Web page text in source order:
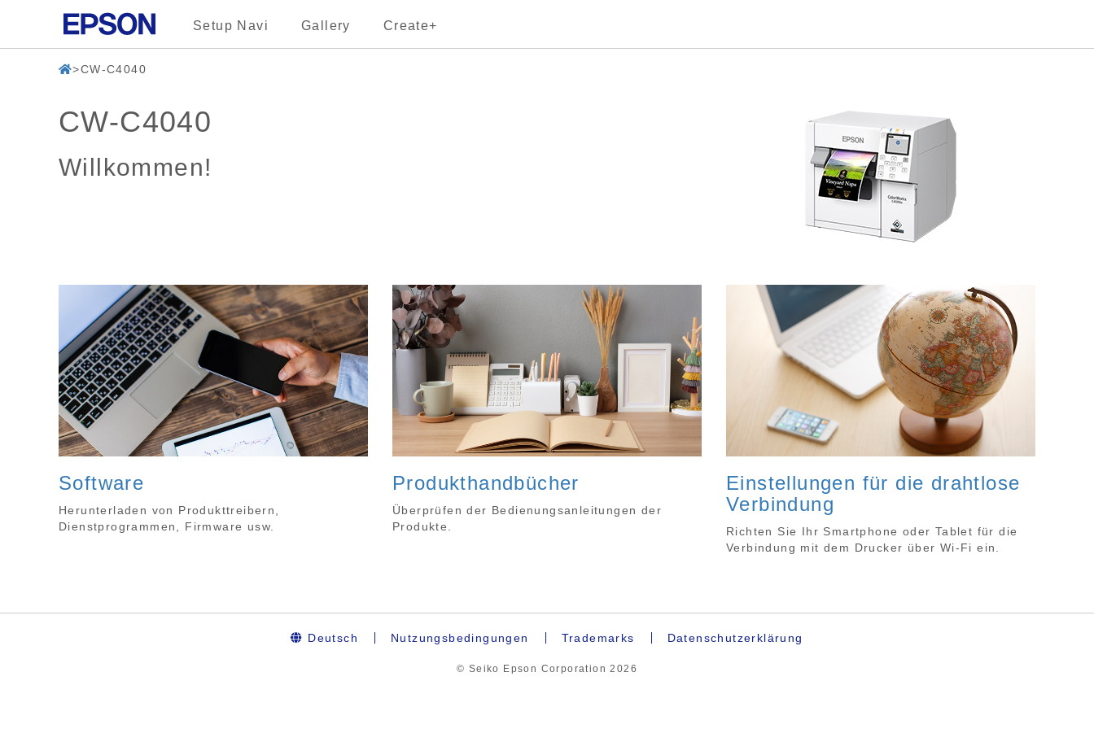
Setup Navi Gallery Create+
CW-C4040
CW-C4040
Willkommen!
Software
Herunterladen von Produkttreibern,
Dienstprogrammen, Firmware usw.
Produkthandbücher
Überprüfen der Bedienungsanleitungen der
Produkte.
Einstellungen für die drahtlose
Verbindung
Richten Sie Ihr Smartphone oder Tablet für die
Verbindung mit dem Drucker über Wi-Fi ein.
Deutsch Nutzungsbedingungen Trademarks Datenschutzerklärung
© Seiko Epson Corporation2026